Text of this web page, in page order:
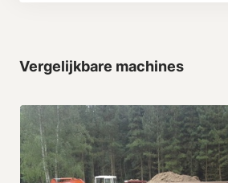
Vergelijkbare machines